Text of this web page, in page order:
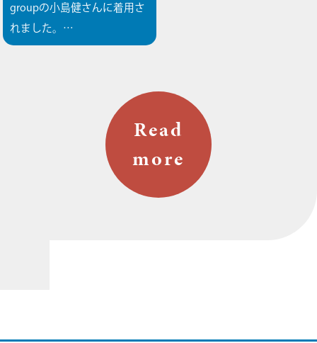
groupの小島健さんに着用さ
れました。…
Read
more